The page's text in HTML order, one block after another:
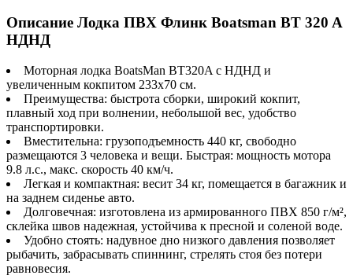
Описание Лодка ПВХ Флинк Boatsman BT 320 A
НДНД
Моторная лодка BoatsMan BT320A с НДНД и
увеличенным кокпитом 233x70 см.
Преимущества: быстрота сборки, широкий кокпит,
плавный ход при волнении, небольшой вес, удобство
транспортировки.
Вместительна: грузоподъемность 440 кг, свободно
размещаются 3 человека и вещи. Быстрая: мощность мотора
9.8 л.с., макс. скорость 40 км/ч.
Легкая и компактная: весит 34 кг, помещается в багажник и
на заднем сиденье авто.
Долговечная: изготовлена из армированного ПВХ 850 г/м²,
склейка швов надежная, устойчива к пресной и соленой воде.
Удобно стоять: надувное дно низкого давления позволяет
рыбачить, забрасывать спиннинг, стрелять стоя без потери
равновесия.